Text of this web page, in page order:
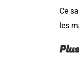
Ce
les